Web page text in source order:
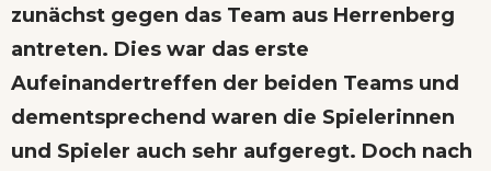
zunächst gegen das Team aus Herrenberg
antreten. Dies war das erste
Aufeinandertreffen der beiden Teams und
dementsprechend waren die Spielerinnen
und Spieler auch sehr aufgeregt. Doch nach